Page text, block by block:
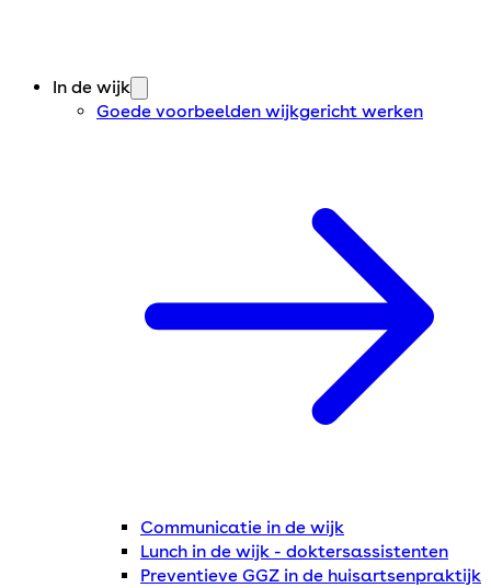
In de wijk
Goede voorbeelden wijkgericht werken
Communicatie in de wijk
Lunch in de wijk - doktersassistenten
Preventieve GGZ in de huisartsenpraktijk